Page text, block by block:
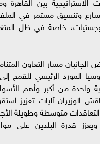
وتنسيق مستمر في
خاصة في ظل
الجانبان مسار التعاون
المورد الرئيسي للقمح
واحدة من أكبر وأهم
الوزيران آليات تعزيز
التعاقدات متوسطة وطويلة
ويعزز قدرة البلدين على